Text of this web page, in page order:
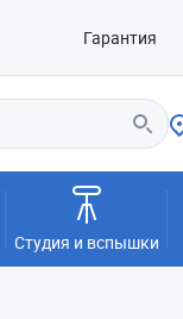
Гарантия
Студия и вспышки